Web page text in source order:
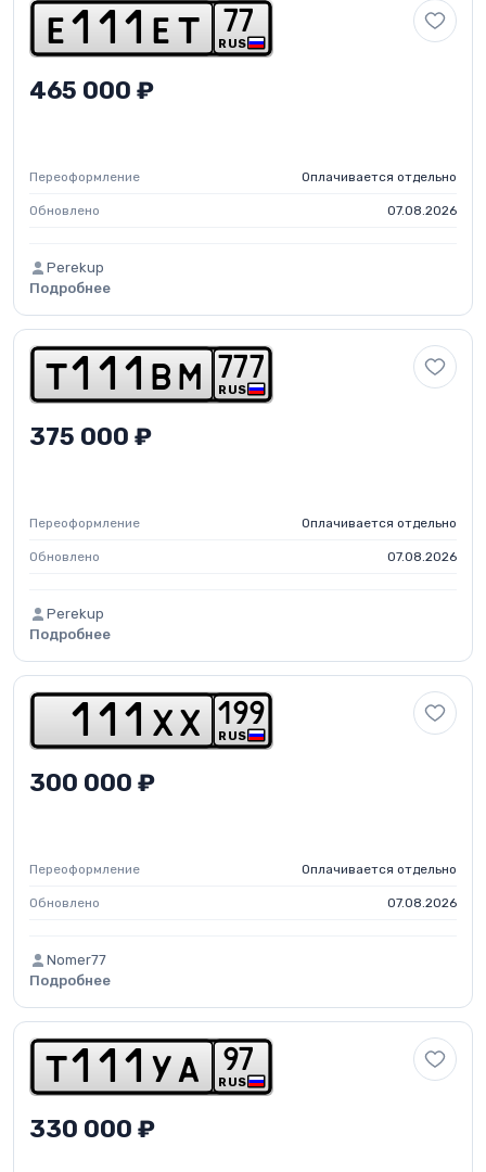
e 1 1 1 e t RUS
7 7
465 000 ₽
Переоформление Оплачивается отдельно
Обновлено 07.08.2026
Perekup
Подробнее
t1 1 1 b m RUS
7 7 7
375 000 ₽
Переоформление Оплачивается отдельно
Обновлено 07.08.2026
Perekup
Подробнее
1 1 1 x x RUS
1 99
300 000 ₽
Переоформление Оплачивается отдельно
Обновлено 07.08.2026
Nomer77
Подробнее
t1 1 1 y a RUS
97
330 000 ₽